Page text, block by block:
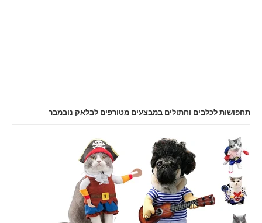
תחפושות לכלבים וחתולים במבצעים מטורפים לבלאק נובמבר